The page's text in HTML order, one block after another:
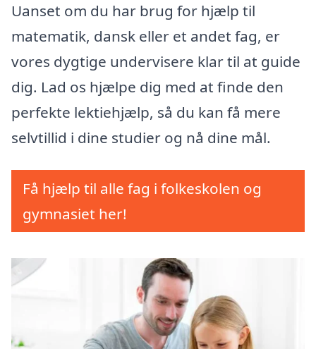
Uanset om du har brug for hjælp til
matematik, dansk eller et andet fag, er
vores dygtige undervisere klar til at guide
dig. Lad os hjælpe dig med at finde den
perfekte lektiehjælp, så du kan få mere
selvtillid i dine studier og nå dine mål.
Få hjælp til alle fag i folkeskolen og
gymnasiet her!